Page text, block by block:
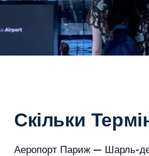
Скільки
Аеропорт Париж — Шарль-